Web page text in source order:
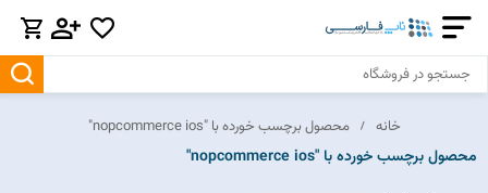
خانه محصول برچسب خورده با "nopcommerce ios"
محصول برچسب خورده با "nopcommerce ios"